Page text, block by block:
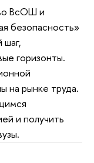
ВсОШ и
безопасность»
горизонты.
на рынке труда.
и получить